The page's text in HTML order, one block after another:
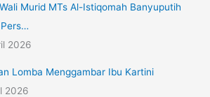
Murid MTs Al-Istiqomah Banyuputih
2026
Lomba Menggambar Ibu Kartini
2026